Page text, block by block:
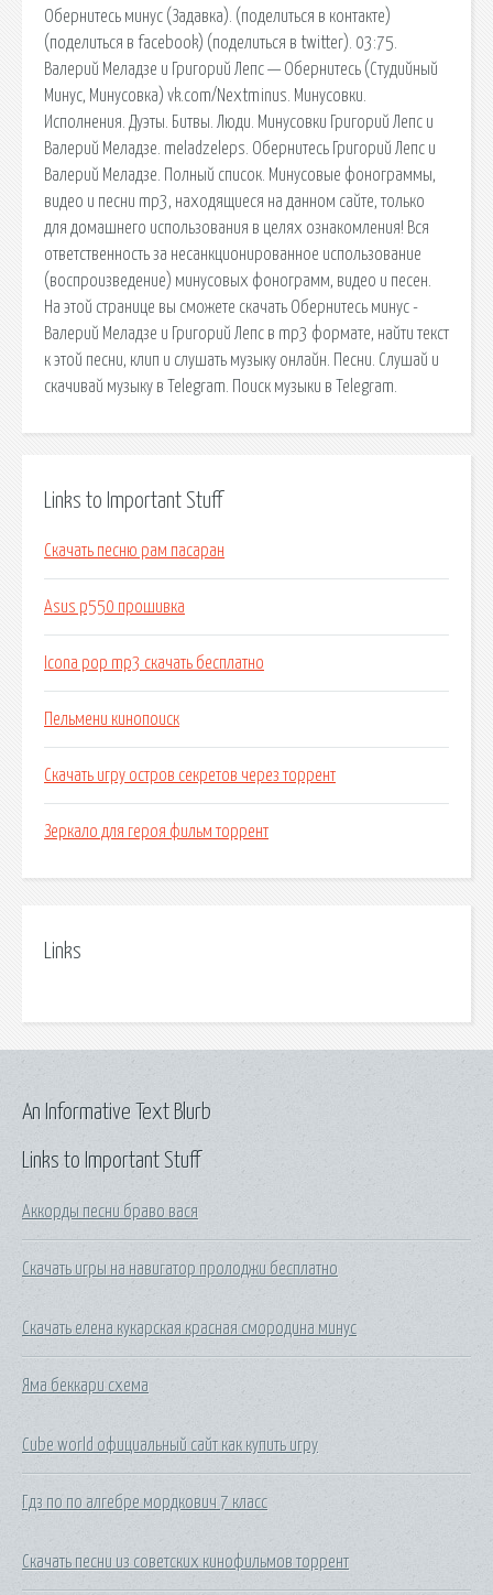
Обернитесь минус (Задавка). (поделиться в контакте)
(поделиться в facebook) (поделиться в twitter). 03:75.
Валерий Меладзе и Григорий Лепс — Обернитесь (Студийный
Минус, Минусовка) vk.com/Nextminus. Минусовки.
Исполнения. Дуэты. Битвы. Люди. Минусовки Григорий Лепс и
Валерий Меладзе. meladzeleps. Обернитесь Григорий Лепс и
Валерий Меладзе. Полный список. Минусовые фонограммы,
видео и песни mp3, находящиеся на данном сайте, только
для домашнего использования в целях ознакомления! Вся
ответственность за несанкционированное использование
(воспроизведение) минусовых фонограмм, видео и песен.
На этой странице вы сможете скачать Обернитесь минус -
Валерий Меладзе и Григорий Лепс в mp3 формате, найти текст
к этой песни, клип и слушать музыку онлайн. Песни. Слушай и
скачивай музыку в Telegram. Поиск музыки в Telegram.
Links to Important Stuff
Скачать песню рам пасаран
Asus p550 прошивка
Icona pop mp3 скачать бесплатно
Пельмени кинопоиск
Скачать игру остров секретов через торрент
Зеркало для героя фильм торрент
Links
Links to Important Stuff
Аккорды песни браво вася
Скачать игры на навигатор пролоджи бесплатно
Скачать елена кукарская красная смородина минус
Яма беккари схема
Cube world официальный сайт как купить игру
Гдз по по алгебре мордкович 7 класс
Скачать песни из советских кинофильмов торрент
An Informative Text Blurb